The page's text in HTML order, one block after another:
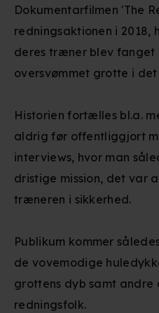
Dokumentarfilmen 'The
redningsaktionen i 2018,
deres træner blev fanget
oversvømmet grotte i
Historien fortælles bl.a.
aldrig før offentliggjort
interviews, hvor man
dristige mission, det var
træneren i sikkerhed.
Publikum kommer
de vovemodige
grottens dyb samt andre
redningsfolk.